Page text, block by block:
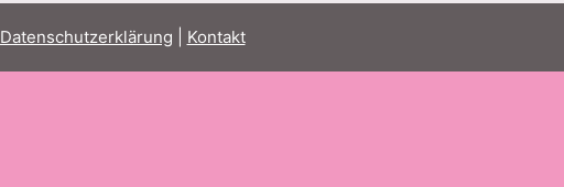
Datenschutzerklärung Kontakt